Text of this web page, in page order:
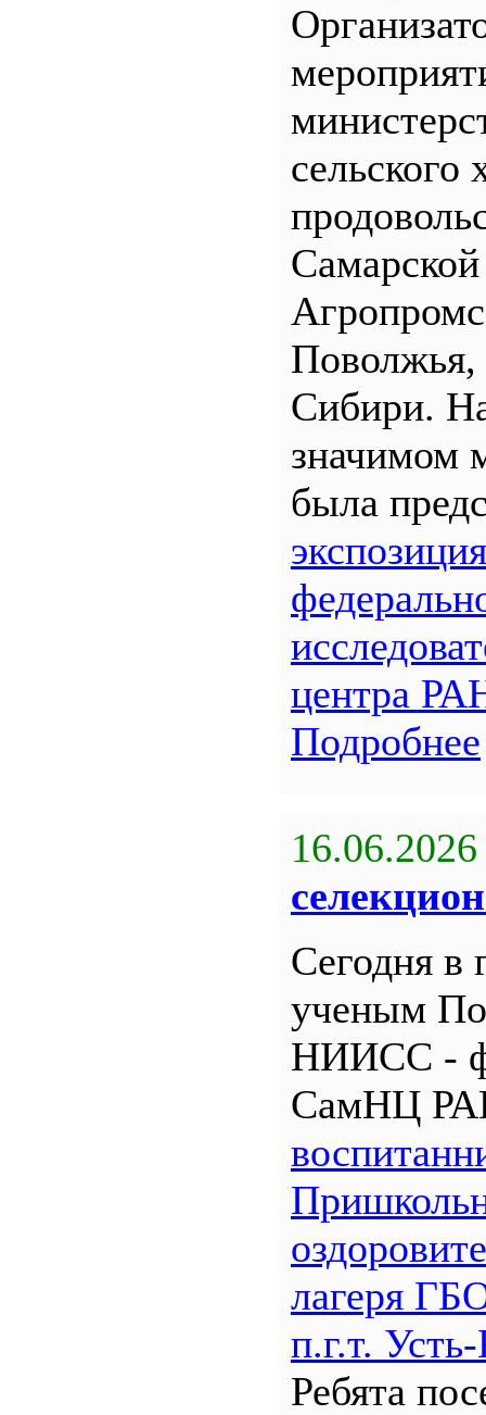
сельского
Поволжья,
Сибири.
значимом
была
центра
Подробнее
16.06.2026
Сегодня в
ученым
НИИСС -
СамНЦ
лагеря
п.г.т.
Ребята